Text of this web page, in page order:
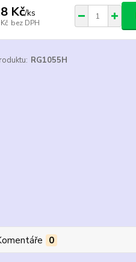
Kč/ks
bez DPH
RG1055H
0